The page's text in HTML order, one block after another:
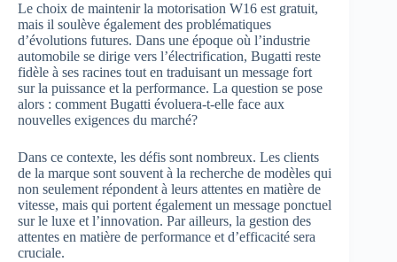
Le choix de maintenir la motorisation W16 est gratuit,
mais il soulève également des problématiques
d’évolutions futures. Dans une époque où l’industrie
automobile se dirige vers l’électrification, Bugatti reste
fidèle à ses racines tout en traduisant un message fort
sur la puissance et la performance. La question se pose
alors : comment Bugatti évoluera-t-elle face aux
nouvelles exigences du marché?
Dans ce contexte, les défis sont nombreux. Les clients
de la marque sont souvent à la recherche de modèles qui
non seulement répondent à leurs attentes en matière de
vitesse, mais qui portent également un message ponctuel
sur le luxe et l’innovation. Par ailleurs, la gestion des
attentes en matière de performance et d’efficacité sera
cruciale.